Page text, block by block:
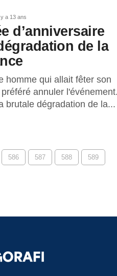
Il y a 13 ans
d’anniversaire
de la
homme qui allait fêter son
annuler
brutale dégradation de la...
586 587 588 589